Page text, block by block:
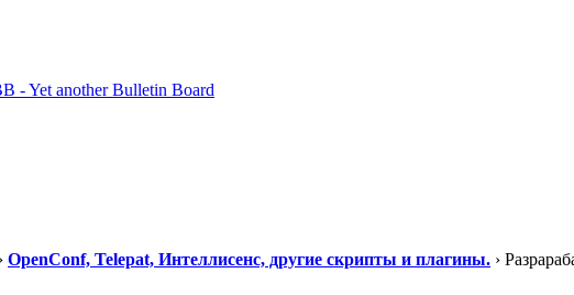
› OpenConf, Telepat, Интеллисенс, другие скрипты и плагины. ›